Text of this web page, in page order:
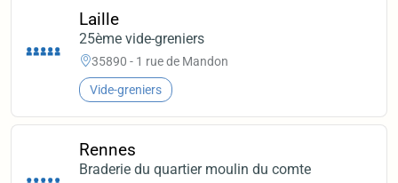
Laille
25ème vide-greniers
35890 - 1 rue de Mandon
Vide-greniers
Rennes
Braderie du quartier moulin du comte